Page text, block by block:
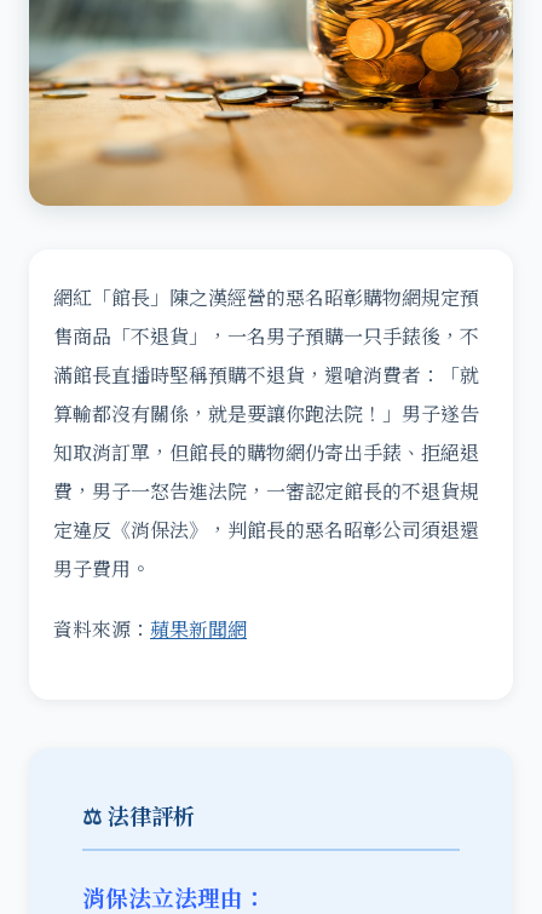
網紅「館長」陳之漢經營的惡名昭彰購物網規定預
售商品「不退貨」，一名男子預購一只手錶後，不
滿館長直播時堅稱預購不退貨，還嗆消費者：「就
算輸都沒有關係，就是要讓你跑法院！」男子遂告
知取消訂單，但館長的購物網仍寄出手錶、拒絕退
費，男子一怒告進法院，一審認定館長的不退貨規
定違反《消保法》，判館長的惡名昭彰公司須退還
男子費用。
資料來源： 蘋果新聞網
⚖️ 法律評析
消保法立法理由：